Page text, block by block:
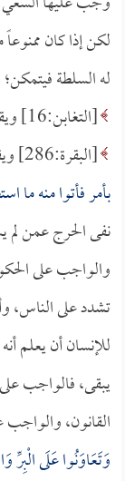
لكن إذا كان
له السلطة
[التغابن:16] ويقول عز وجل:
[البقرة:286] ويقول النبي صلى الله عليه وسلم: (
بأمر فأتوا منه ما
نفى الحرج عمن لم
والواجب على
تشدد على الناس،
للإنسان أن يعلم
يبقى، فالواجب
القانون، والواجب
وَتَعَاوَنُوا عَلَى الْبِرِّ